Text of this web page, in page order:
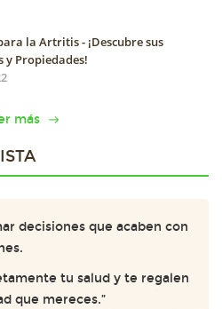
la Artritis - ¡Descubre sus
y Propiedades!
más
decisiones que acaben con
tu salud y te regalen
que mereces.”